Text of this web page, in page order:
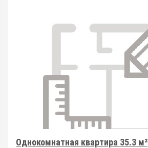
Однокомнатная квартира 35.3 м²